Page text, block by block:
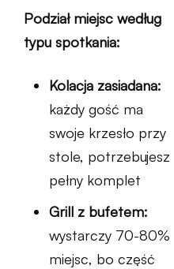
Podział miejsc według
typu spotkania:
Kolacja zasiadana:
każdy gość ma
swoje krzesło przy
stole, potrzebujesz
pełny komplet
Grill z bufetem:
wystarczy 70-80%
miejsc, bo część